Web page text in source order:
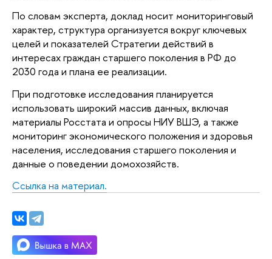
По словам эксперта, доклад носит мониторинговый
характер, структура организуется вокруг ключевых
целей и показателей Стратегии действий в
интересах граждан старшего поколения в РФ до
2030 года и плана ее реализации.
При подготовке исследования планируется
использовать широкий массив данных, включая
материалы Росстата и опросы НИУ ВШЭ, а также
мониторинг экономического положения и здоровья
населения, исследования старшего поколения и
данные о поведении домохозяйств.
Ссылка на материал.